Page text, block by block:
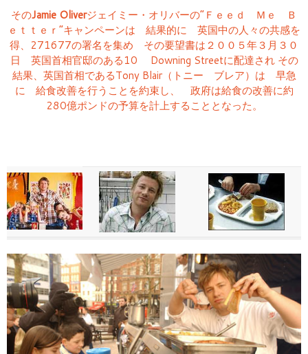
そのJamie Oliverジェイミー・オリバーの“Ｆｅｅｄ Ｍｅ Ｂ
ｅｔｔｅｒ”キャンペーンは 結果的に 英国中の人々の共感を
得、 271677の署名を集め その要望書は２００５年３月３０
日 英国首相官邸のある10 Downing Streetに配達され その
結果、英国首相であるTony Blair（トニー ブレア）は 早急
に 給食改善を行うことを約束し、 政府は給食の改善に約
280億ポンドの予算を計上することとなった。